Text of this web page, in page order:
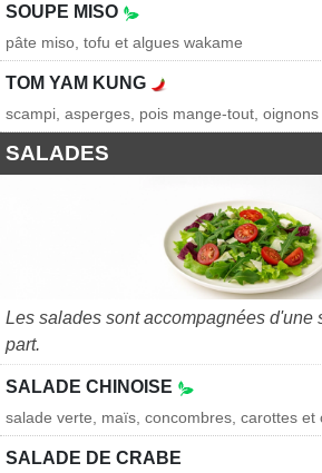
SOUPE MISO
pâte miso, tofu et algues wakame
TOM YAM KUNG
scampi, asperges, pois mange-tout,
SALADES
Les salades sont accompagnées d'une
part.
SALADE CHINOISE
salade verte, maïs, concombres, carottes et
SALADE DE CRABE